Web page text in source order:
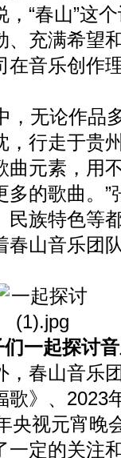
“春山”这个
、充满希望
在音乐创作
无论作品
，行走于贵
元素，用
的歌曲。
民族特色等
春山音乐团
一起探讨
春山音乐
》、2023
央视元宵晚
一定的关注